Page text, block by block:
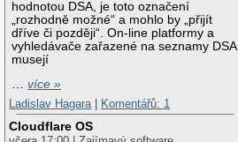
hodnotou DSA, je toto označení
„rozhodně možné“ a mohlo by „přijít
dříve či později“. On-line platformy a
vyhledávače zařazené na seznamy DSA
musejí
…více »
Ladislav Hagara
Komentářů: 1
Cloudflare OS